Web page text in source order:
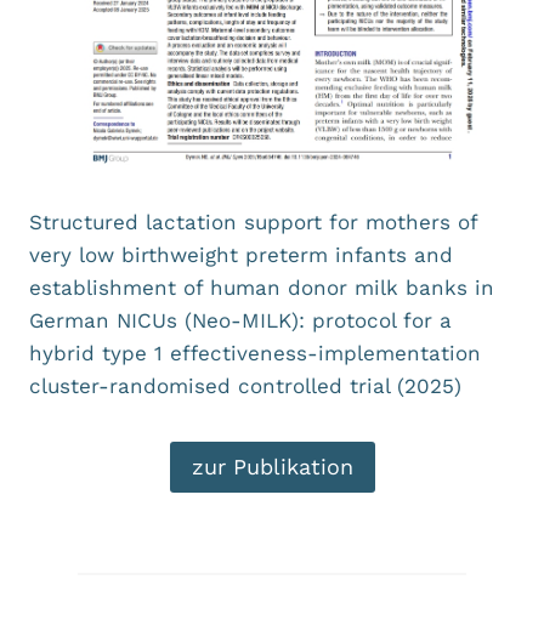
Structured lactation support for mothers of
very low birthweight preterm infants and
establishment of human donor milk banks in
German NICUs (Neo-MILK): protocol for a
hybrid type 1 effectiveness-implementation
cluster-randomised controlled trial (2025)
zur Publikation